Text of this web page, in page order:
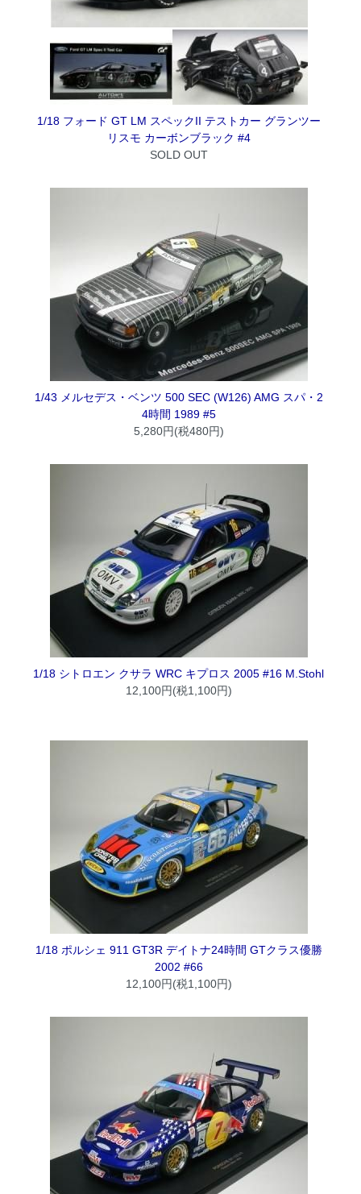
1/18 フォード GT LM スペックII テストカー グランツー
リスモ カーボンブラック #4
SOLD OUT
1/43 メルセデス・ベンツ 500 SEC (W126) AMG スパ・2
4時間 1989 #5
5,280円(税480円)
1/18 シトロエン クサラ WRC キプロス 2005 #16 M.Stohl
12,100円(税1,100円)
1/18 ポルシェ 911 GT3R デイトナ24時間 GTクラス優勝
2002 #66
12,100円(税1,100円)